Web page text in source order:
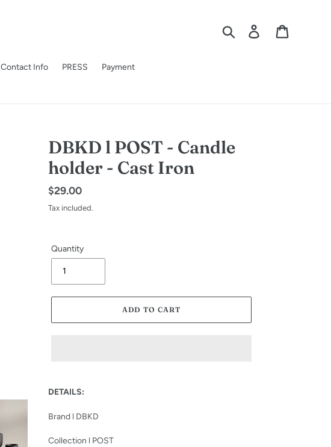
Search Log in
Contact Info PRESS Payment
DBKD l POST - Candle
holder - Cast Iron
Regular
price
$29.00
Tax included.
Quantity
ADD TO CART
your
DETAILS:
Brand l DBKD
Collection l POST